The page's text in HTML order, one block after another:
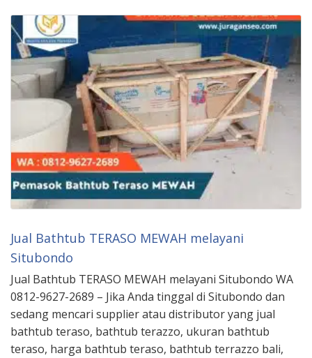
Jual Bathtub TERASO MEWAH melayani
Situbondo
Jual Bathtub TERASO MEWAH melayani Situbondo WA
0812-9627-2689 – Jika Anda tinggal di Situbondo dan
sedang mencari supplier atau distributor yang jual
bathtub teraso, bathtub terazzo, ukuran bathtub
teraso, harga bathtub teraso, bathtub terrazzo bali,